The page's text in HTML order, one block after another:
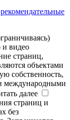
рекомендательные
и видео
страниц,
объектами
собственность,
международными
далее
страниц и
без